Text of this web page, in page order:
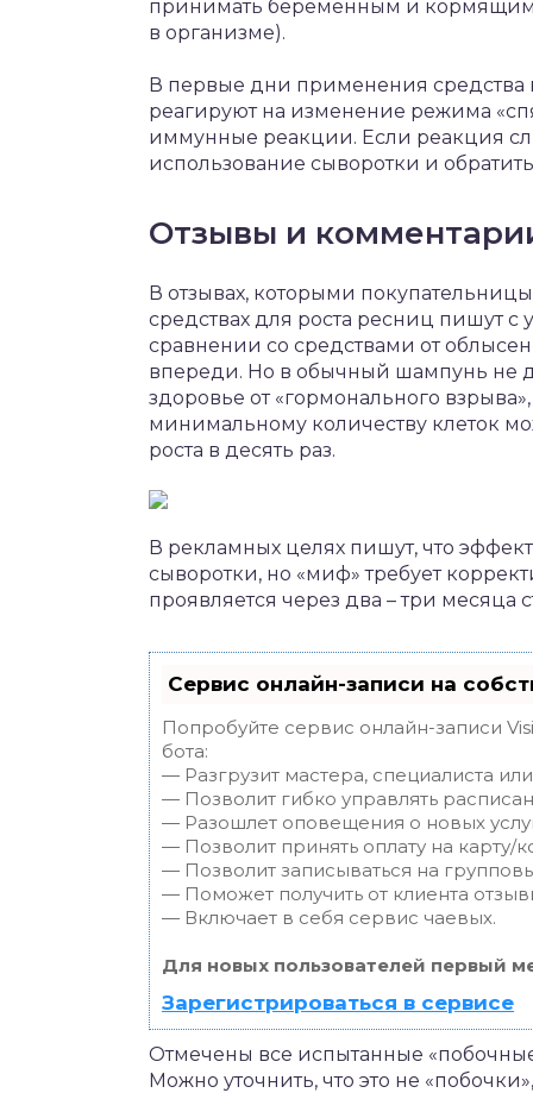
принимать беременным и кормящим
в организме).
В первые дни применения средства
реагируют на изменение режима
иммунные реакции. Если реакция
использование сыворотки и
Отзывы и
В отзывах, которыми
средствах для роста ресниц пишут с
сравнении со средствами от
впереди. Но в обычный шампунь не
здоровье от «гормонального
минимальному количеству клеток
роста в десять раз.
В рекламных целях пишут, что
сыворотки, но «миф» требует
проявляется через два – три месяца
Сервис онлайн-записи на
Попробуйте сервис онлайн-записи
бота:
— Разгрузит мастера, специалиста
— Позволит гибко управлять
— Разошлет оповещения о новых
— Позволит принять оплату на карту/
— Позволит записываться на
— Поможет получить от клиента
— Включает в себя сервис чаевых.
Для новых пользователей первый
Зарегистрироваться в сервисе
Отмечены все испытанные
Можно уточнить, что это не